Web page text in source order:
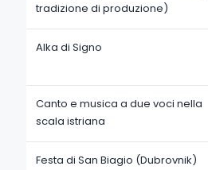
tradizione di produzione)
Alka di Signo
Canto e musica a due voci nella
scala istriana
Festa di San Biagio (Dubrovnik)